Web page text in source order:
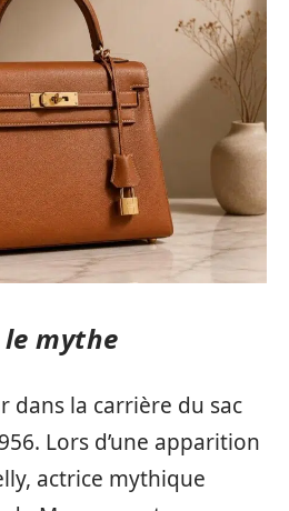
mythe
dans la carrière du sac
Lors d’une apparition
actrice mythique